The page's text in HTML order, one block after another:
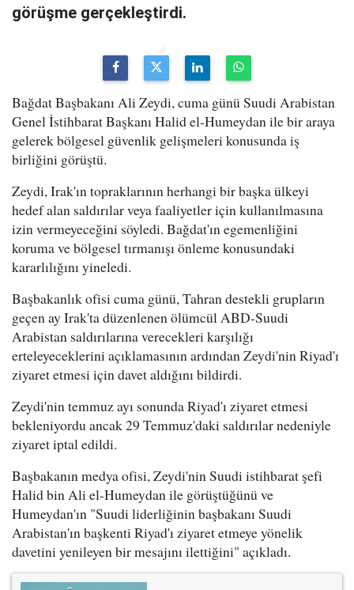
görüşme gerçekleştirdi.
Bağdat Başbakanı Ali Zeydi, cuma günü Suudi Arabistan
Genel İstihbarat Başkanı Halid el-Humeydan ile bir araya
gelerek bölgesel güvenlik gelişmeleri konusunda iş
birliğini görüştü.
Zeydi, Irak'ın topraklarının herhangi bir başka ülkeyi
hedef alan saldırılar veya faaliyetler için kullanılmasına
izin vermeyeceğini söyledi. Bağdat'ın egemenliğini
koruma ve bölgesel tırmanışı önleme konusundaki
kararlılığını yineledi.
Başbakanlık ofisi cuma günü, Tahran destekli grupların
geçen ay Irak'ta düzenlenen ölümcül ABD-Suudi
Arabistan saldırılarına verecekleri karşılığı
erteleyeceklerini açıklamasının ardından Zeydi'nin Riyad'ı
ziyaret etmesi için davet aldığını bildirdi.
Zeydi'nin temmuz ayı sonunda Riyad'ı ziyaret etmesi
bekleniyordu ancak 29 Temmuz'daki saldırılar nedeniyle
ziyaret iptal edildi.
Başbakanın medya ofisi, Zeydi'nin Suudi istihbarat şefi
Halid bin Ali el-Humeydan ile görüştüğünü ve
Humeydan'ın "Suudi liderliğinin başbakanı Suudi
Arabistan'ın başkenti Riyad'ı ziyaret etmeye yönelik
davetini yenileyen bir mesajını ilettiğini" açıkladı.